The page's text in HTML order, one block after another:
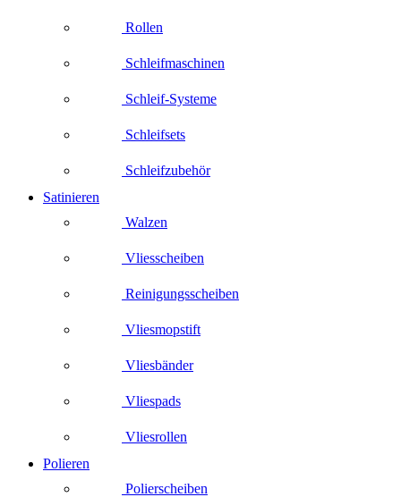
Rollen
Schleifmaschinen
Schleif-Systeme
Schleifsets
Schleifzubehör
Satinieren
Walzen
Vliesscheiben
Reinigungsscheiben
Vliesmopstift
Vliesbänder
Vliespads
Vliesrollen
Polieren
Polierscheiben